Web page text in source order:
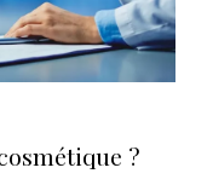
?